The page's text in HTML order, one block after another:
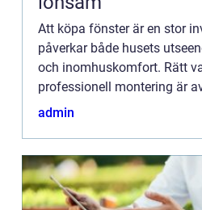
Att köpa fönster är en stor
påverkar både husets
och inomhuskomfort. Rätt
professionell montering är
långsiktig h&...
admin